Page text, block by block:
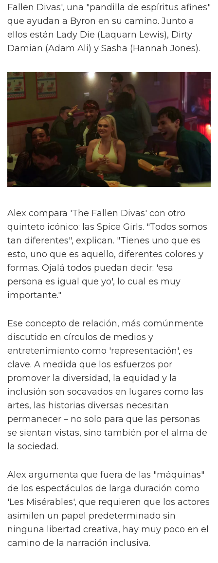
Fallen Divas', una "pandilla de espíritus afines"
que ayudan a Byron en su camino. Junto a
ellos están Lady Die (Laquarn Lewis), Dirty
Damian (Adam Ali) y Sasha (Hannah Jones).
Alex compara 'The Fallen Divas' con otro
quinteto icónico: las Spice Girls. "Todos somos
tan diferentes", explican. "Tienes uno que es
esto, uno que es aquello, diferentes colores y
formas. Ojalá todos puedan decir: 'esa
persona es igual que yo', lo cual es muy
importante."
Ese concepto de relación, más comúnmente
discutido en círculos de medios y
entretenimiento como 'representación', es
clave. A medida que los esfuerzos por
promover la diversidad, la equidad y la
inclusión son socavados en lugares como las
artes, las historias diversas necesitan
permanecer – no solo para que las personas
se sientan vistas, sino también por el alma de
la sociedad.
Alex argumenta que fuera de las "máquinas"
de los espectáculos de larga duración como
'Les Misérables', que requieren que los actores
asimilen un papel predeterminado sin
ninguna libertad creativa, hay muy poco en el
camino de la narración inclusiva.